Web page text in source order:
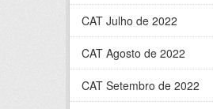
CAT Julho de 2022
CAT Agosto de 2022
CAT Setembro de 2022